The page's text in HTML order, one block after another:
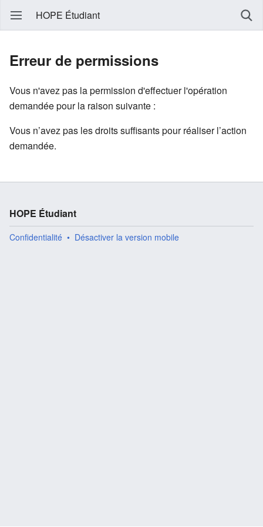
HOPE Étudiant
Erreur de permissions
Vous n'avez pas la permission d'effectuer l'opération
demandée pour la raison suivante :
Vous n’avez pas les droits suffisants pour réaliser l’action
demandée.
HOPE Étudiant
Confidentialité Désactiver la version mobile